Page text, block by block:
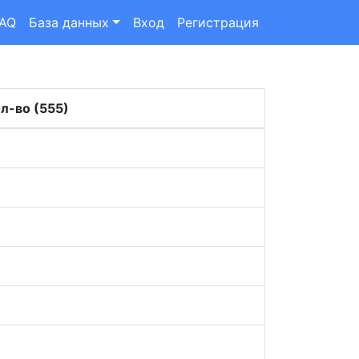
База данных Вход Регистрация
во (555)